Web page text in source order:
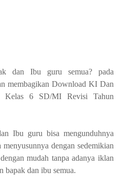
dan Ibu guru semua? pada
membagikan Download KI Dan
6 SD/MI Revisi Tahun
Ibu guru bisa mengunduhnya
dengan sedemikian
mudah tanpa adanya iklan
bapak dan ibu semua.